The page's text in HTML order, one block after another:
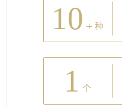
10 + 种
1 个